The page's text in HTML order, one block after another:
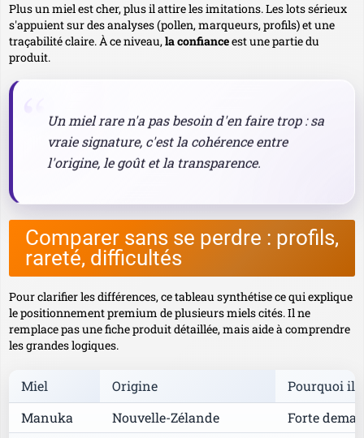
Plus un miel est cher, plus il attire les imitations. Les lots sérieux
s'appuient sur des analyses (pollen, marqueurs, profils) et une
traçabilité claire. À ce niveau,la confianceest une partie du
produit.
Un miel rare n'a pas besoin d'en faire trop : sa
vraie signature, c'est la cohérence entre
l'origine, le goût et la transparence.
Comparer sans se perdre : profils,
rareté, difficultés
Pour clarifier les différences, ce tableau synthétise ce qui explique
le positionnement premium de plusieurs miels cités. Il ne
remplace pas une fiche produit détaillée, mais aide à comprendre
les grandes logiques.
Miel Origine
Pourquoi il
Manuka
Nouvelle-Zélande
Forte